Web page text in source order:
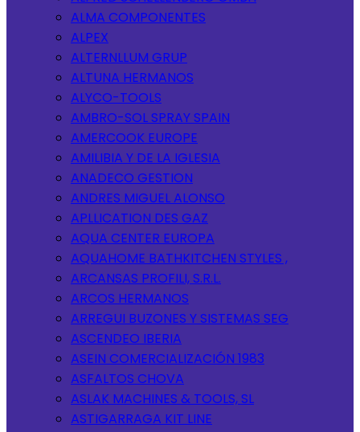
ALMA COMPONENTES
ALPEX
ALTERNLLUM GRUP
ALTUNA HERMANOS
ALYCO-TOOLS
AMBRO-SOL SPRAY SPAIN
AMERCOOK EUROPE
AMILIBIA Y DE LA IGLESIA
ANADECO GESTION
ANDRES MIGUEL ALONSO
APLLICATION DES GAZ
AQUA CENTER EUROPA
AQUAHOME BATHKITCHEN STYLES ,
ARCANSAS PROFILI, S.R.L.
ARCOS HERMANOS
ARREGUI BUZONES Y SISTEMAS SEG
ASCENDEO IBERIA
ASEIN COMERCIALIZACIÓN 1983
ASFALTOS CHOVA
ASLAK MACHINES & TOOLS, SL
ASTIGARRAGA KIT LINE